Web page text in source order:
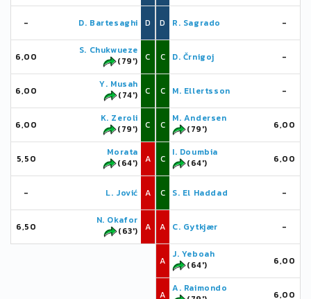
- D. Bartesaghi D
6,00
S. Chukwueze
(79')
C
6,00
Y. Musah
(74')
C
6,00
K. Zeroli
(79')
C
5,50
Morata
(64')
A
- L. Jović A
6,50
N. Okafor
(63')
A
D R. Sagrado -
C D. Črnigoj -
C M. Ellertsson -
C
M. Andersen
(79')
6,00
C
I. Doumbia
(64')
6,00
C S. El Haddad -
A C. Gytkjær -
A
J. Yeboah
(64')
6,00
A
A. Raimondo
6,00